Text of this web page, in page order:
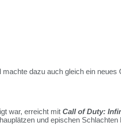
machte dazu auch gleich ein
war, erreicht mit Call of Duty:
und epischen